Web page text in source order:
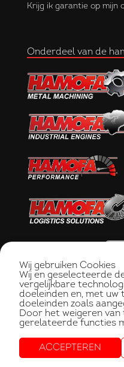
Wij gebruiken Cookies
Wij en geselecteerde
vergelijkbare
doeleinden en, met
doeleinden zoals
Door het weigeren
gerelateerde functies
ACCEPTEREN
Krijg ik garantie op mijn
Onderdeel van de